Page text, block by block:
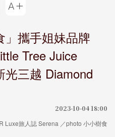
」攜手姐妹品牌
Tree Juice
光三越 Diamond
2023-10-04 18:00
Luxe旅人誌 Serena ／photo 小小樹食